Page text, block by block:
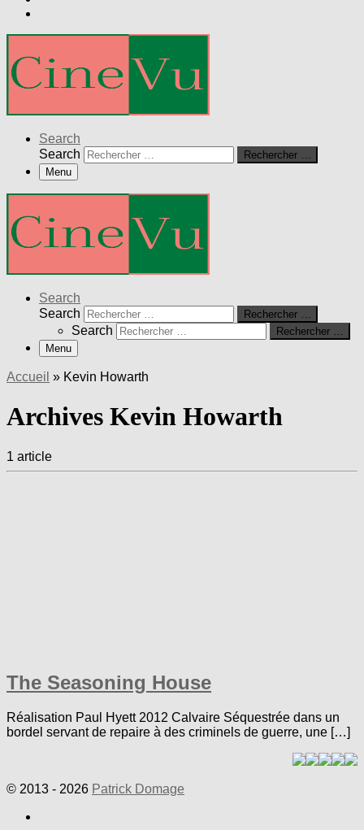
Search
Search
Rechercher …
Menu
Search
Search
Rechercher …
Search
Rechercher …
Menu
Accueil » Kevin Howarth
Archives Kevin Howarth
1 article
The Seasoning House
Réalisation Paul Hyett 2012 Calvaire Séquestrée dans un
bordel servant de repaire à des criminels de guerre, une […]
© 2013 - 2026 Patrick Domage